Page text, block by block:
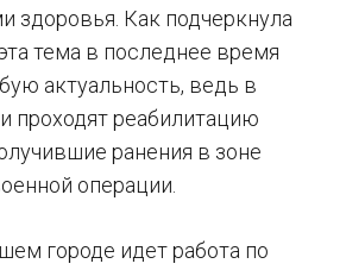
здоровья. Как подчеркнула
тема в последнее время
актуальность, ведь в
проходят реабилитацию
ранения в зоне
операции.
городе идет работа по